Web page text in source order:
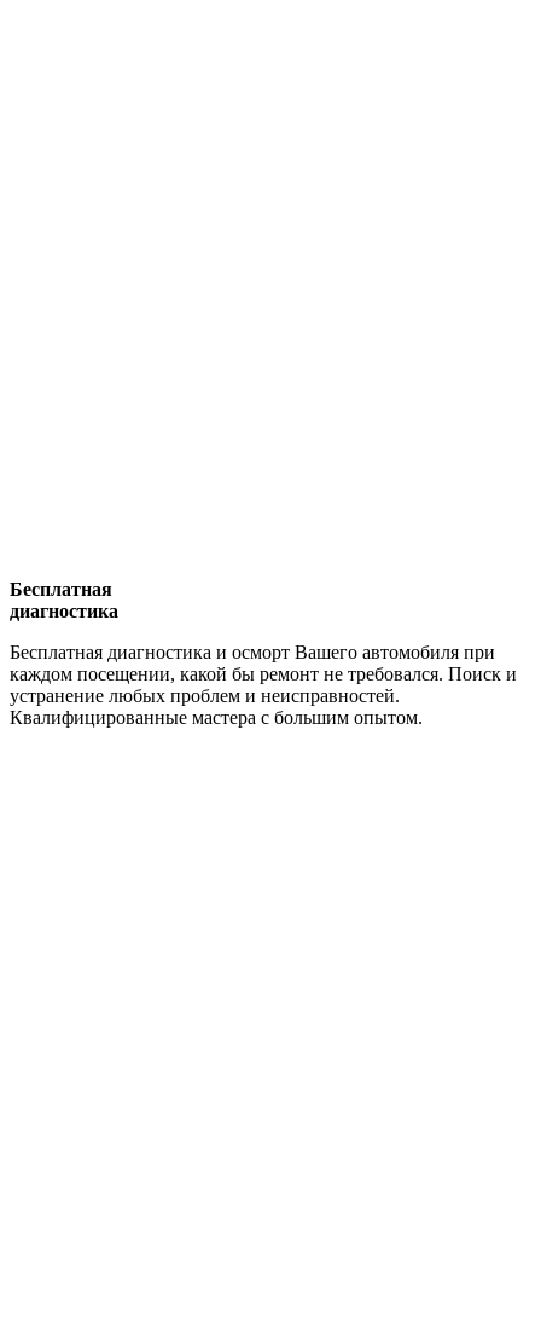
Бесплатная
диагностика
Бесплатная диагностика и осморт Вашего автомобиля при
каждом посещении, какой бы ремонт не требовался. Поиск и
устранение любых проблем и неисправностей.
Квалифицированные мастера с большим опытом.